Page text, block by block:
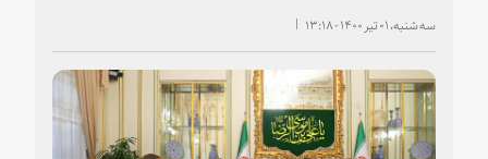
سه شنبه، ۰۱ تیر ۱۴۰۰ - ۱۳:۱۸